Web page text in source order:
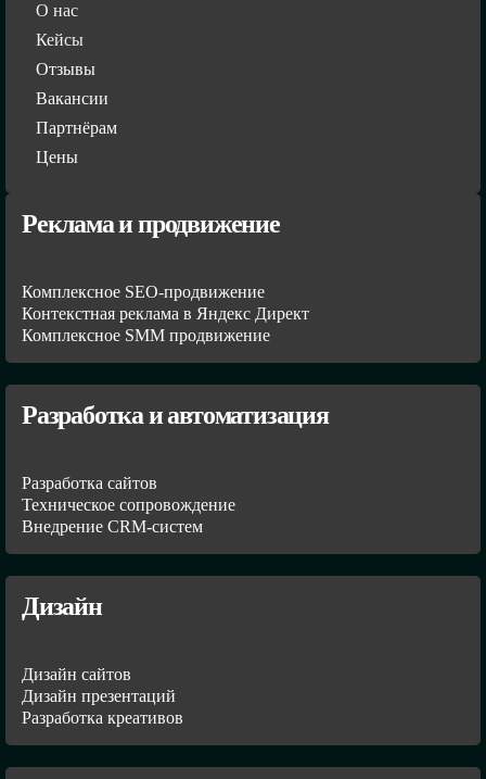
О нас
Кейсы
Отзывы
Вакансии
Партнёрам
Цены
Реклама и продвижение
Комплексное SEO-продвижение
Контекстная реклама в Яндекс Директ
Комплексное SMM продвижение
Разработка и автоматизация
Разработка сайтов
Техническое сопровождение
Внедрение CRM-систем
Дизайн
Дизайн сайтов
Дизайн презентаций
Разработка креативов